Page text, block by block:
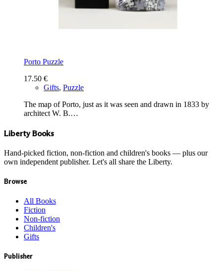
Porto Puzzle
17.50 €
Gifts, Puzzle
The map of Porto, just as it was seen and drawn in 1833 by
architect W. B.…
Liberty Books
Hand-picked fiction, non-fiction and children's books — plus our
own independent publisher. Let's all share the Liberty.
Browse
All Books
Fiction
Non-fiction
Children's
Gifts
Publisher